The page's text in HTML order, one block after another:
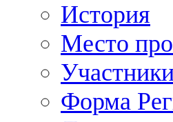
История
Место
Форма